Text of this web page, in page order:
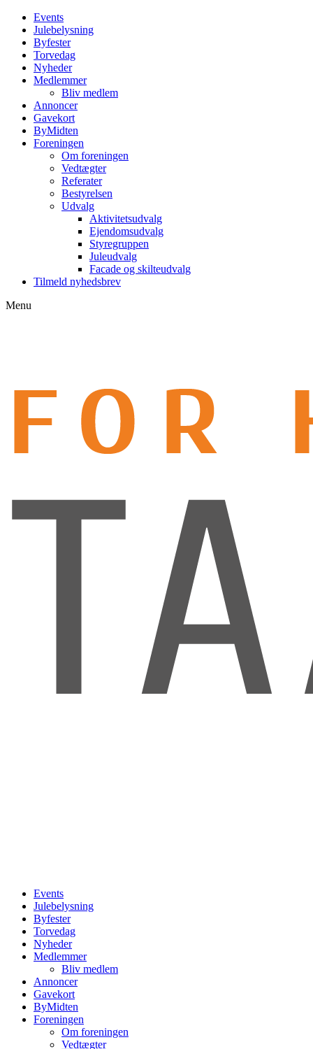
Events
Julebelysning
Byfester
Torvedag
Nyheder
Medlemmer
Bliv medlem
Annoncer
Gavekort
ByMidten
Foreningen
Om foreningen
Vedtægter
Referater
Bestyrelsen
Udvalg
Aktivitetsudvalg
Ejendomsudvalg
Styregruppen
Juleudvalg
Facade og skilteudvalg
Tilmeld nyhedsbrev
Menu
Events
Julebelysning
Byfester
Torvedag
Nyheder
Medlemmer
Bliv medlem
Annoncer
Gavekort
ByMidten
Foreningen
Om foreningen
Vedtægter